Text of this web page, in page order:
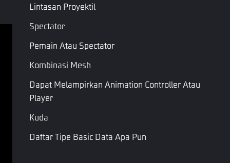
Lintasan Proyektil
Spectator
Pemain Atau Spectator
Kombinasi Mesh
Dapat Melampirkan Animation Controller Atau
Player
Kuda
Daftar Tipe Basic Data Apa Pun
Kebijakan Privasi
Syarat & Ketentuan
masing-masing pemiliknya. Hak cipta dilindungi
undang-undang.